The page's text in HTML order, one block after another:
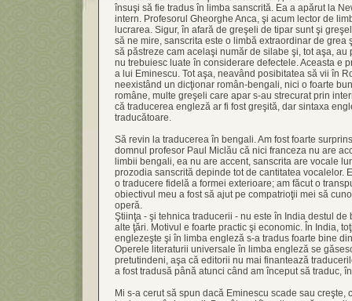
însuşi să fie tradus în limba sanscrită. Ea a apărut la
intern. Profesorul Gheorghe Anca, şi acum lector de
lucrarea. Sigur, în afară de greşeli de tipar sunt şi
să ne mire, sanscrita este o limbă extraordinar de grea
să păstreze cam acelaşi număr de silabe şi, tot aşa, au
nu trebuiesc luate în considerare defectele. Aceasta e
a lui Eminescu. Tot aşa, neavând posibitatea să vii în
neexistând un dicţionar român-bengali, nici o foarte
române, multe greşeli care apar s-au strecurat prin
că traducerea engleză ar fi fost greşită, dar sintaxa
traducătoare.
Să revin la traducerea în bengali. Am fost foarte
domnul profesor Paul Miclău că nici franceza nu are
limbii bengali, ea nu are accent, sanscrita are vocale
prozodia sanscrită depinde tot de cantitatea vocalelor.
o traducere fidelă a formei exterioare; am făcut o
obiectivul meu a fost să ajut pe compatrioţii mei să
operă.
Ştiinţa - şi tehnica traducerii - nu este în India destul de
alte ţări. Motivul e foarte practic şi economic. În India,
englezeşte şi în limba engleză s-a tradus foarte bine
Operele literaturii universale în limba engleză se
pretutindeni, aşa că editorii nu mai finantează
a fost tradusă până atunci când am început să traduc,
Mi s-a cerut să spun dacă Eminescu scade sau creşte,